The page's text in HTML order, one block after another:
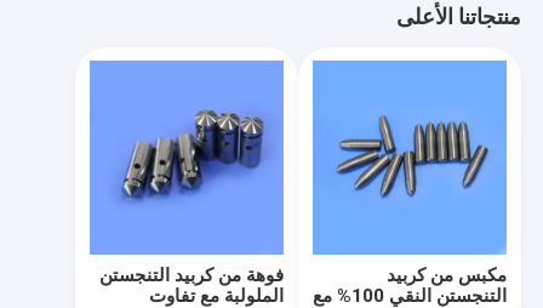
منتجاتنا الأعلى
فوهة من كربيد التنجستن
الملولبة مع تفاوت
مكبس من كربيد
التنجستن النقي 100% مع